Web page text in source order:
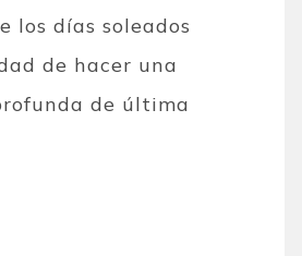
los días soleados
de hacer una
de última